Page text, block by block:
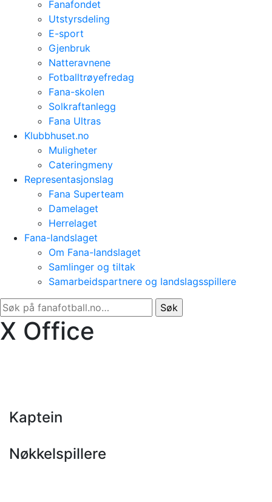
Fanafondet
Utstyrsdeling
E-sport
Gjenbruk
Natteravnene
Fotballtrøyefredag
Fana-skolen
Solkraftanlegg
Fana Ultras
Klubbhuset.no
Muligheter
Cateringmeny
Representasjonslag
Fana Superteam
Damelaget
Herrelaget
Fana-landslaget
Om Fana-landslaget
Samlinger og tiltak
Samarbeidspartnere og landslagsspillere
Søk
etter:
X Office
Kaptein
Nøkkelspillere